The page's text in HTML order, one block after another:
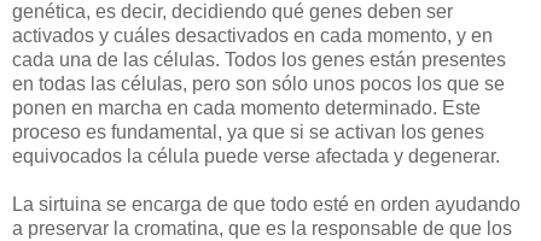
genética, es decir, decidiendo qué genes deben ser
activados y cuáles desactivados en cada momento, y en
cada una de las células. Todos los genes están presentes
en todas las células, pero son sólo unos pocos los que se
ponen en marcha en cada momento determinado. Este
proceso es fundamental, ya que si se activan los genes
equivocados la célula puede verse afectada y degenerar.
La sirtuina se encarga de que todo esté en orden ayudando
a preservar la cromatina, que es la responsable de que los